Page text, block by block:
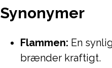
Synonymer
Flammen: En
brænder kraftigt.